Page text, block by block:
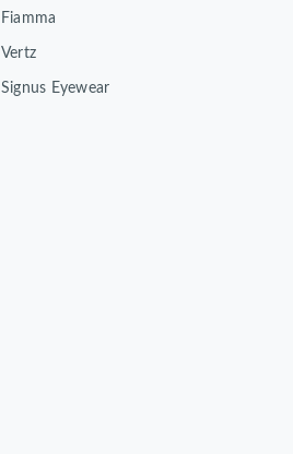
Fiamma
Vertz
Signus Eyewear